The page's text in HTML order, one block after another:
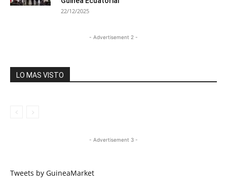
22/12/2025
- Advertisement 2 -
LO MAS VISTO
- Advertisement 3 -
Tweets by GuineaMarket